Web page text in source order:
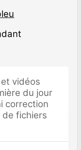
vidéos
du jour
correction
de fichiers